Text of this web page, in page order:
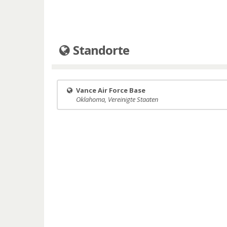
Standorte
Vance Air Force Base
Oklahoma, Vereinigte Staaten